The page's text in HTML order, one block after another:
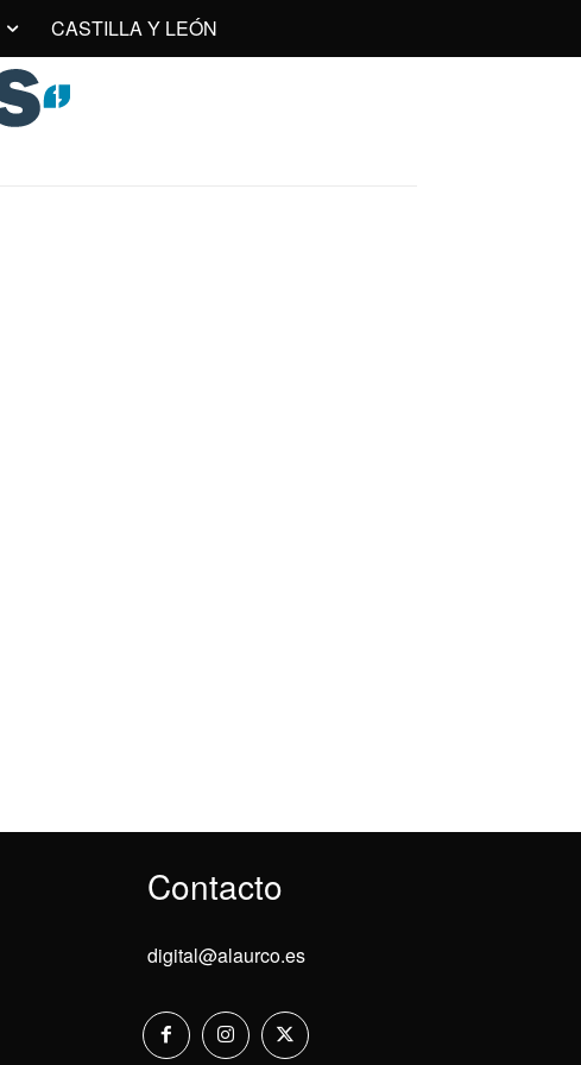
CASTILLA Y LEÓN
Contacto
digital@alaurco.es